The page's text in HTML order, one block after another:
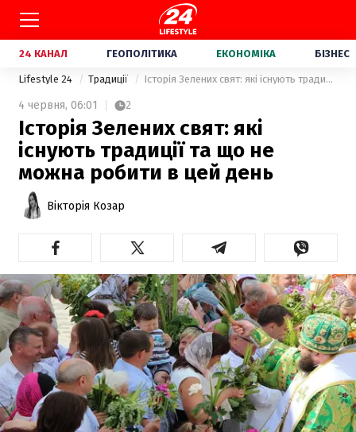
24 КАНАЛ ГЕОПОЛІТИКА ЕКОНОМІКА БІЗНЕС
Lifestyle 24 Традиції Історія Зелених свят: які існують традиції та що не можна робити в цей день
4 червня, 06:01 2
Історія Зелених свят: які
існують традиції та що не
можна робити в цей день
Вікторія Козар